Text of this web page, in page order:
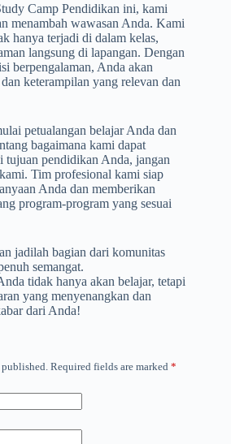
Camp Pendidikan ini, kami
menambah wawasan Anda. Kami
hanya terjadi di dalam kelas,
langsung di lapangan. Dengan
berpengalaman, Anda akan
keterampilan yang relevan dan
petualangan belajar Anda dan
bagaimana kami dapat
tujuan pendidikan Anda, jangan
Tim profesional kami siap
Anda dan memberikan
program-program yang sesuai
jadilah bagian dari komunitas
semangat.
tidak hanya akan belajar, tetapi
yang menyenangkan dan
dari Anda!
Required fields are marked *